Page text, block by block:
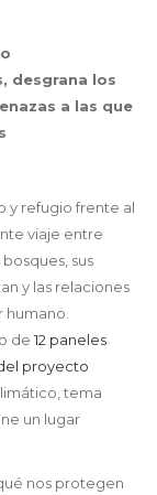
desgrana los
a las que
y refugio frente al
viaje entre
sus
y las relaciones
humano.
de 12 paneles
proyecto
tema
un lugar
nos protegen